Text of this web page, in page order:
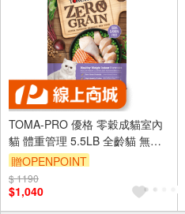
TOMA-PRO 優格 零穀成貓室內
貓 體重管理 5.5LB 全齡貓 無穀
貓飼料 鮭魚 5種魚 天然糧
贈OPENPOINT
$ 1190
$1,040